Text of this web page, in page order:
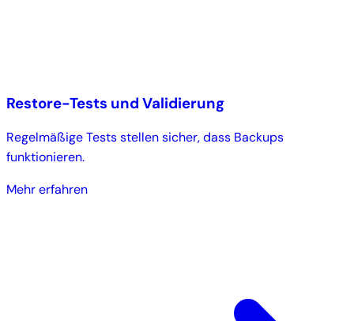
Restore-Tests und Validierung
Regelmäßige Tests stellen sicher, dass Backups
funktionieren.
Mehr erfahren